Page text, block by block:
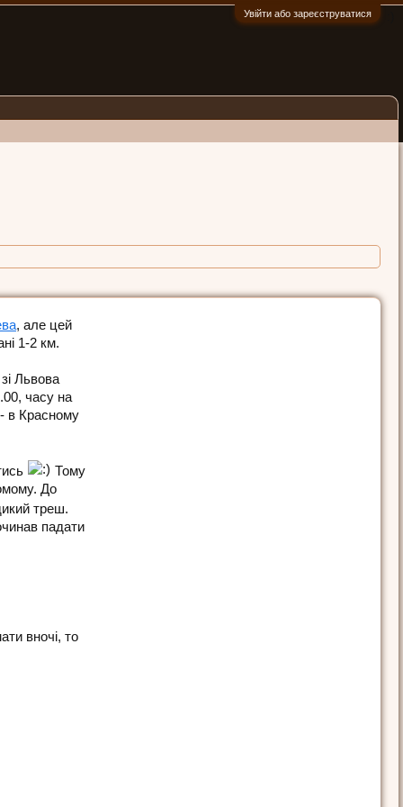
Увійти або зареєструватися
, але цей
1-2 км.
Львова
часу на
в Красному
Тому
До
треш.
падати
вночі, то